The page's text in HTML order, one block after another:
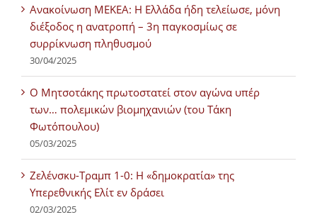
Ανακοίνωση ΜΕΚΕΑ: Η Ελλάδα ήδη τελείωσε, μόνη
διέξοδος η ανατροπή – 3η παγκοσμίως σε
συρρίκνωση πληθυσμού
30/04/2025
Ο Μητσοτάκης πρωτοστατεί στον αγώνα υπέρ
των… πολεμικών βιομηχανιών (του Τάκη
Φωτόπουλου)
05/03/2025
Ζελένσκυ-Τραμπ 1-0: Η «δημοκρατία» της
Υπερεθνικής Ελίτ εν δράσει
02/03/2025